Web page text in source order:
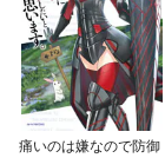
痛いのは嫌なので防御